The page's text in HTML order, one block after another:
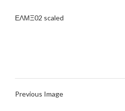
ΕΛΜΞ02 scaled
Previous Image